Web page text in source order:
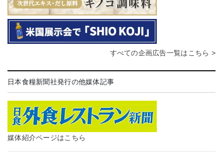
すべての企画広告一覧はこちら >
日本食糧新聞社発行の他媒体記事
媒体紹介ページはこちら